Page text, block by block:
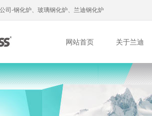
司-钢化炉、玻璃钢化炉、兰迪钢化炉
网站首页 关于兰迪